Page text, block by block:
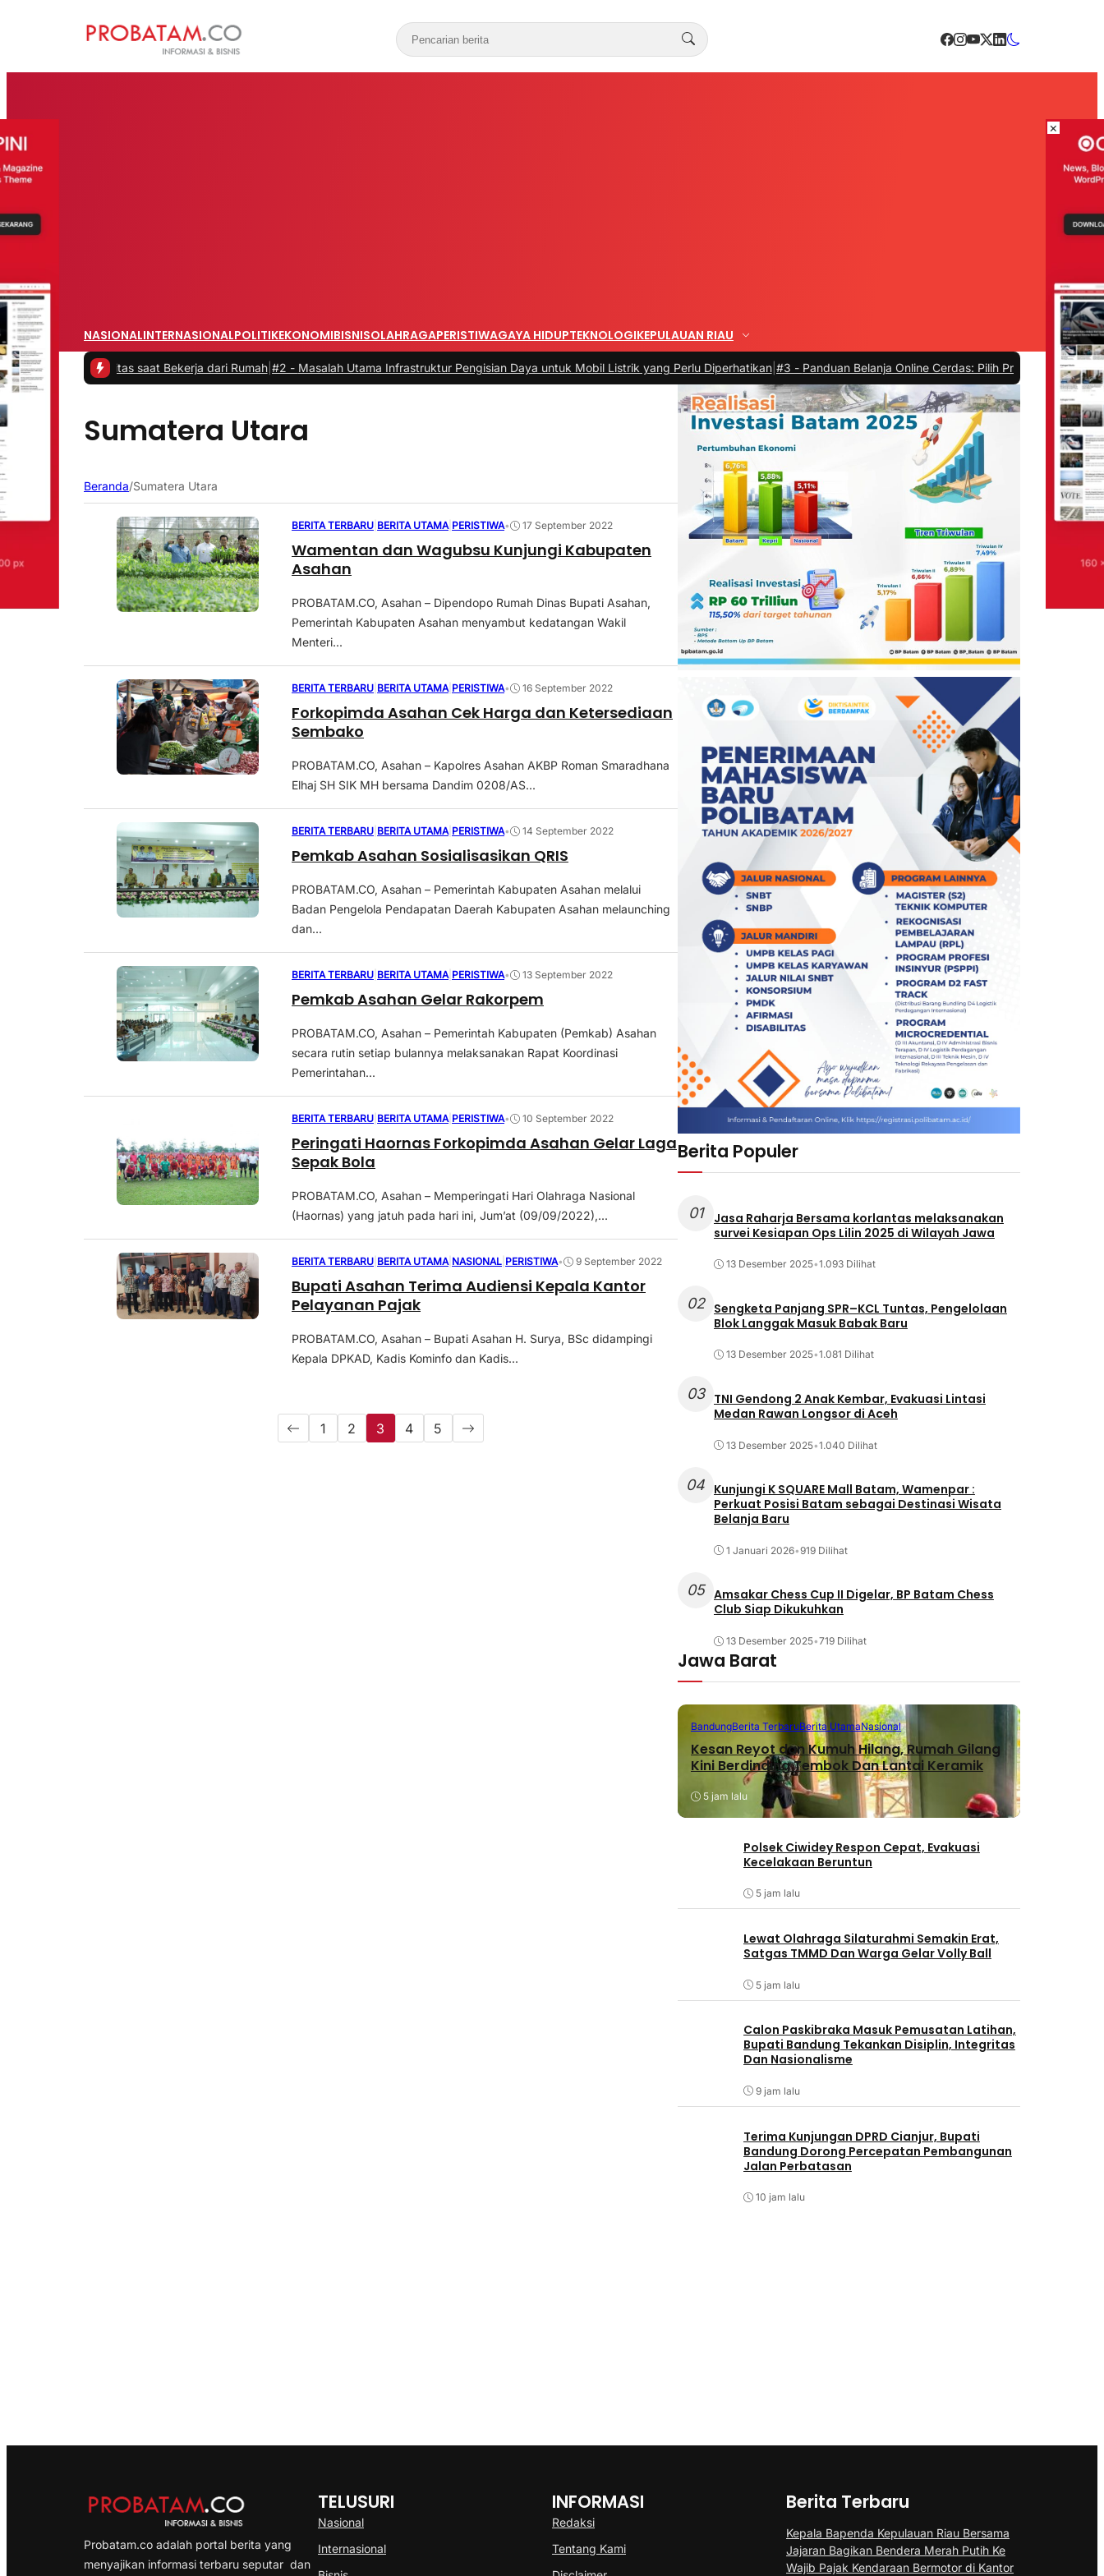
NASIONALINTERNASIONALPOLITIKEKONOMIBISNISOLAHRAGAPERISTIWAGAYA HIDUPTEKNOLOGIKEPULAUAN RIAU
saat Bekerja dari Rumah|#2 - Masalah Utama Infrastruktur Pengisian Daya untuk Mobil Listrik yang Perlu Diperhatikan |#3 -Panduan Belanja Online Cerdas: Pilih Produk dengan Bijak dan
Sumatera Utara
Beranda/Sumatera Utara
BERITA TERBARU BERITA UTAMA PERISTIWA• 17 September 2022
Wamentan dan Wagubsu Kunjungi Kabupaten
Asahan
PROBATAM.CO, Asahan – Dipendopo Rumah Dinas Bupati Asahan,
Pemerintah Kabupaten Asahan menyambut kedatangan Wakil
Menteri...
BERITA TERBARU BERITA UTAMA PERISTIWA• 16 September 2022
Forkopimda Asahan Cek Harga dan Ketersediaan
Sembako
PROBATAM.CO, Asahan – Kapolres Asahan AKBP Roman Smaradhana
Elhaj SH SIK MH bersama Dandim 0208/AS...
BERITA TERBARU BERITA UTAMA PERISTIWA• 14 September 2022
Pemkab Asahan Sosialisasikan QRIS
PROBATAM.CO, Asahan – Pemerintah Kabupaten Asahan melalui
Badan Pengelola Pendapatan Daerah Kabupaten Asahan melaunching
dan...
BERITA TERBARU BERITA UTAMA PERISTIWA• 13 September 2022
Pemkab Asahan Gelar Rakorpem
PROBATAM.CO, Asahan – Pemerintah Kabupaten (Pemkab) Asahan
secara rutin setiap bulannya melaksanakan Rapat Koordinasi
Pemerintahan...
BERITA TERBARU BERITA UTAMA PERISTIWA• 10 September 2022
Peringati Haornas Forkopimda Asahan Gelar Laga
Sepak Bola
PROBATAM.CO, Asahan – Memperingati Hari Olahraga Nasional
(Haornas) yang jatuh pada hari ini, Jum’at (09/09/2022),...
BERITA TERBARU BERITA UTAMA NASIONAL PERISTIWA• 9 September 2022
Bupati Asahan Terima Audiensi Kepala Kantor
Pelayanan Pajak
PROBATAM.CO, Asahan – Bupati Asahan H. Surya, BSc didampingi
Kepala DPKAD, Kadis Kominfo dan Kadis...
1 2 3 4 5
Berita Populer
01
Jasa Raharja Bersama korlantas melaksanakan
survei Kesiapan Ops Lilin 2025 di Wilayah Jawa
13 Desember 2025•1.093 Dilihat
02
Sengketa Panjang SPR–KCL Tuntas, Pengelolaan
Blok Langgak Masuk Babak Baru
13 Desember 2025•1.081 Dilihat
03
TNI Gendong 2 Anak Kembar, Evakuasi Lintasi
Medan Rawan Longsor di Aceh
13 Desember 2025•1.040 Dilihat
04 Kunjungi K SQUARE Mall Batam, Wamenpar :
Perkuat Posisi Batam sebagai Destinasi Wisata
Belanja Baru
1 Januari 2026•919 Dilihat
05 Amsakar Chess Cup II Digelar, BP Batam Chess
Club Siap Dikukuhkan
13 Desember 2025•719 Dilihat
Jawa Barat
BandungBerita TerbaruBerita UtamaNasional
Kesan Reyot dan Kumuh Hilang, Rumah Gilang
Kini Berdinding Tembok Dan Lantai Keramik
5 jam lalu
Polsek Ciwidey Respon Cepat, Evakuasi
Kecelakaan Beruntun
5 jam lalu
Lewat Olahraga Silaturahmi Semakin Erat,
Satgas TMMD Dan Warga Gelar Volly Ball
5 jam lalu
Calon Paskibraka Masuk Pemusatan Latihan,
Bupati Bandung Tekankan Disiplin, Integritas
Dan Nasionalisme
9 jam lalu
Terima Kunjungan DPRD Cianjur, Bupati
Bandung Dorong Percepatan Pembangunan
Jalan Perbatasan
10 jam lalu
Probatam.co adalah portal berita yang
menyajikan informasi terbaru seputar dan
TELUSURI
Nasional
Internasional
INFORMASI
Redaksi
Tentang Kami
Berita Terbaru
Kepala Bapenda Kepulauan Riau Bersama
Jajaran Bagikan Bendera Merah Putih Ke
Wajib Pajak Kendaraan Bermotor di Kantor
×